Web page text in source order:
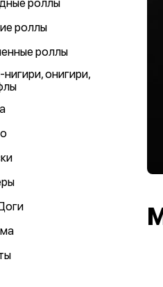
роллы
роллы
роллы
онигири,